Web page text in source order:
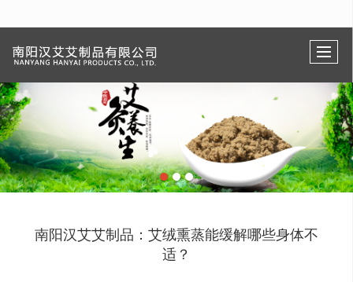
南阳汉艾艾制品：艾绒熏蒸能缓解哪些身体不
适？